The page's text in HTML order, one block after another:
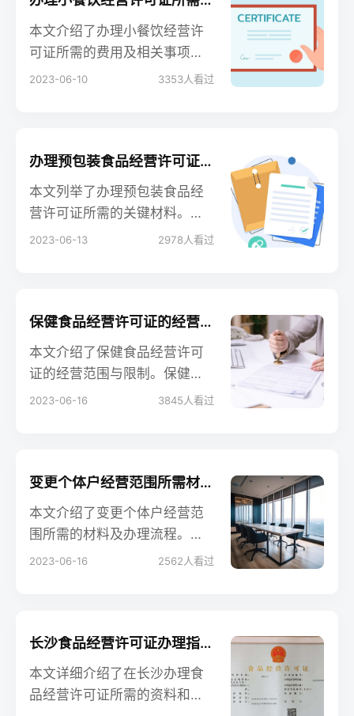
办理许可证。
本文介绍了办理小餐饮经营许
可证所需的费用及相关事项。
开办小型餐饮业务需要取得经
目，如申请费、审批费和年检
能产生的费用，如环境评估费
等。此外，还强调了遵守相关
法律法规和规定的重要性，以
2023-06-10 3353人看过
办理预包装食品经营许可证所需材料一览
本文列举了办理预包装食品经
营许可证所需的关键材料。通
过详细介绍申请过程中所需的
包装食品销售的经营者，本文
办理许可证手续，确保经营合
法与食品安全。
2023-06-13 2978 人看过
保健食品经营许可证的经营范围与限制
本文介绍了保健食品经营许可
证的经营范围与限制。保健食
品经营许可证是从事保健食品
品经营许可证的经营范围，以
制和要点。
2023-06-16 3845 人看过
变更个体户经营范围所需材料及办理流程
本文介绍了变更个体户经营范
围所需的材料及办理流程。对
于个体户经营者而言，如果需
格、身份证明、企业证照等，
和注意事项。了解这些信息将
帮助个体户经营者顺利完成经
2023-06-16 2562 人看过
长沙食品经营许可证办理指南：所需资料与流程详解
本文详细介绍了在长沙办理食
品经营许可证所需的资料和步